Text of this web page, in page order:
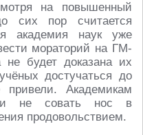
на повышенный
сих пор считается
академия наук уже
мораторий на ГМ-
будет доказана их
достучаться до
Академикам
не совать нос в
продовольствием.